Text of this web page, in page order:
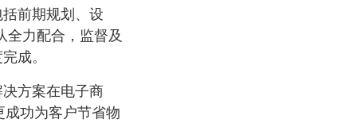
前期规划、设
全力配合，监督及
成。
方案在电子商
功为客户节省物